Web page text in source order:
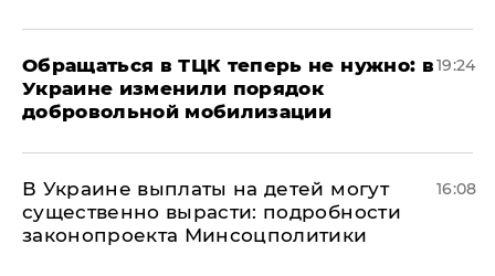
Обращаться в ТЦК теперь не нужно: в
Украине изменили порядок
добровольной мобилизации
19:24
В Украине выплаты на детей могут
существенно вырасти: подробности
законопроекта Минсоцполитики
16:08